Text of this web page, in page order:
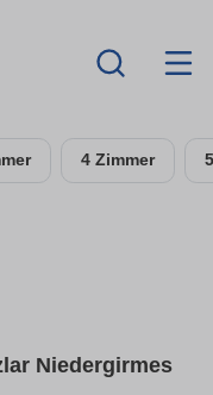
4 Zimmer
Niedergirmes